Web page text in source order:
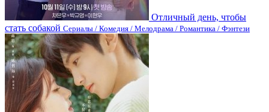
Отличный день, чтобы
стать собакой Сериалы / Комедия / Мелодрама / Романтика / Фэнтези